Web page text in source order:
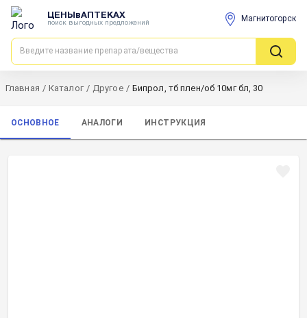
ЦЕНЫвАПТЕКАХ
поиск выгодных предложений Магнитогорск
Главная / Каталог / Другое / Бипрол, тб плен/об 10мг бл, 30
ОСНОВНОЕ АНАЛОГИ ИНСТРУКЦИЯ